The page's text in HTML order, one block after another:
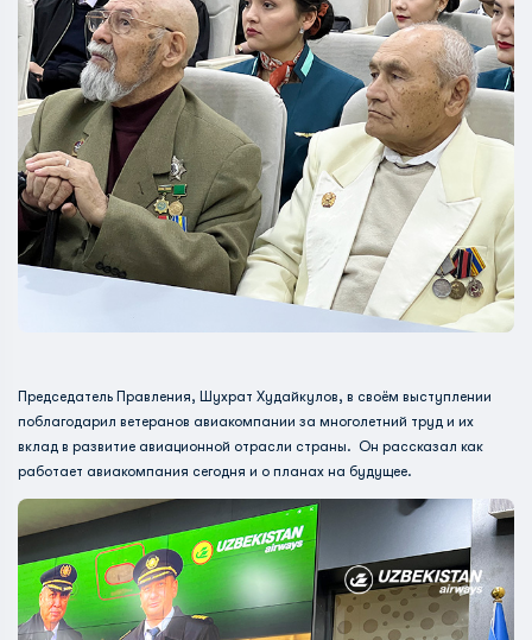
Председатель Правления, Шухрат Худайкулов, в своём выступлении
поблагодарил ветеранов авиакомпании за многолетний труд и их
вклад в развитие авиационной отрасли страны. Он рассказал как
работает авиакомпания сегодня и о планах на будущее.